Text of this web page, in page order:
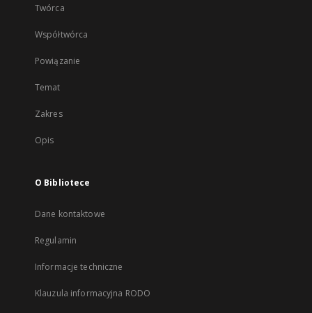
Twórca
Współtwórca
Powiązanie
Temat
Zakres
Opis
O Bibliotece
Dane kontaktowe
Regulamin
Informacje techniczne
Klauzula informacyjna RODO